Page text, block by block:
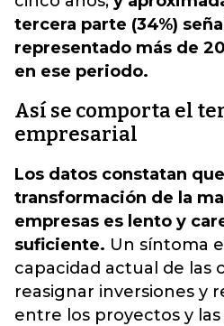
tercera parte (34%)
representado más de
en ese periodo.
Así se comporta el
empresarial
Los datos constatan
transformación de la
empresas es lento y
suficiente. Un síntoma
capacidad actual de las
reasignar inversiones y
entre los proyectos y